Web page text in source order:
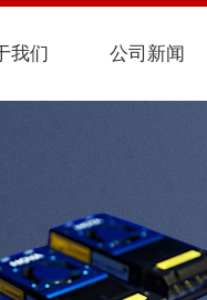
我们 公司新闻